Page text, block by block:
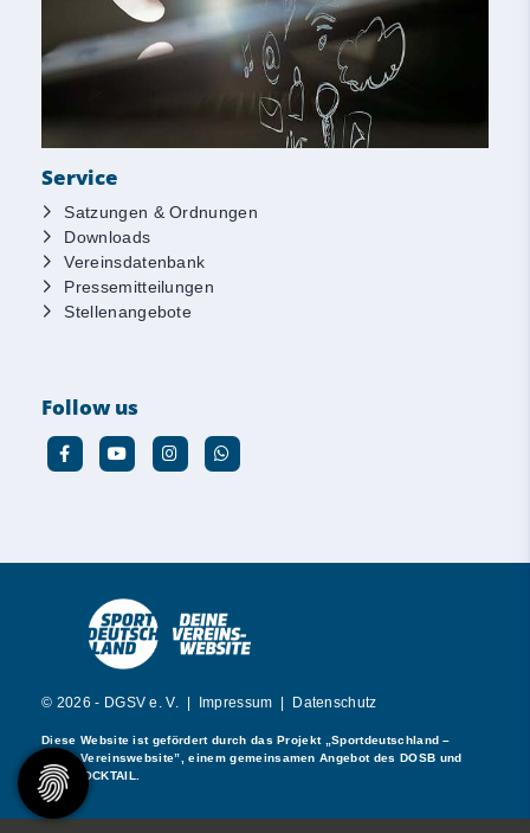
Service
Satzungen & Ordnungen
Downloads
Vereinsdatenbank
Pressemitteilungen
Stellenangebote
Follow us
© 2026 - DGSV e. V. | Impressum Datenschutz
Diese Website ist gefördert durch das Projekt
„Sportdeutschland –
Deine Vereinswebsite” , einem gemeinsamen Angebot des DOSB und
NETZCOCKTAIL.